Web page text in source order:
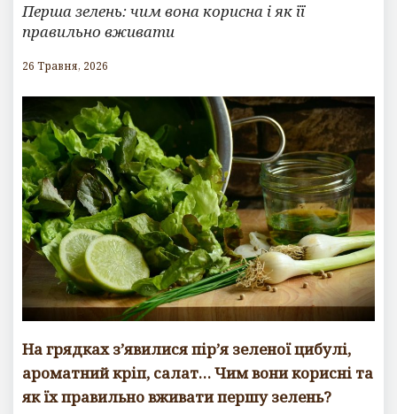
Перша зелень: чим вона корисна і як її
правильно вживати
26 Травня, 2026
На грядках з’явилися пір’я зеленої цибулі,
ароматний кріп, салат… Чим вони корисні та
як їх правильно вживати першу зелень?